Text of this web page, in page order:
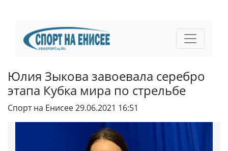
Юлия Зыкова завоевала серебро
этапа Кубка мира по стрельбе
Спорт на Енисее29.06.2021 16:51